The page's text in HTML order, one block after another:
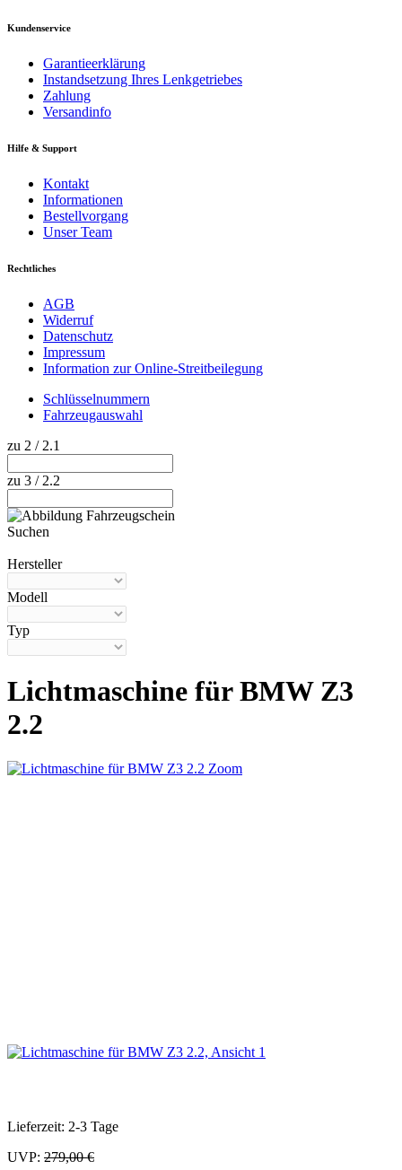
Kundenservice
Garantieerklärung
Instandsetzung Ihres Lenkgetriebes
Zahlung
Versandinfo
Hilfe & Support
Kontakt
Informationen
Bestellvorgang
Unser Team
Rechtliches
AGB
Widerruf
Datenschutz
Impressum
Information zur Online-Streitbeilegung
Schlüsselnummern
Fahrzeugauswahl
zu 2 / 2.1
zu 3 / 2.2
Suchen
Hersteller
Modell
Typ
Lichtmaschine für BMW Z3
2.2
Zoom
Lieferzeit: 2-3 Tage
UVP: 279,00 €